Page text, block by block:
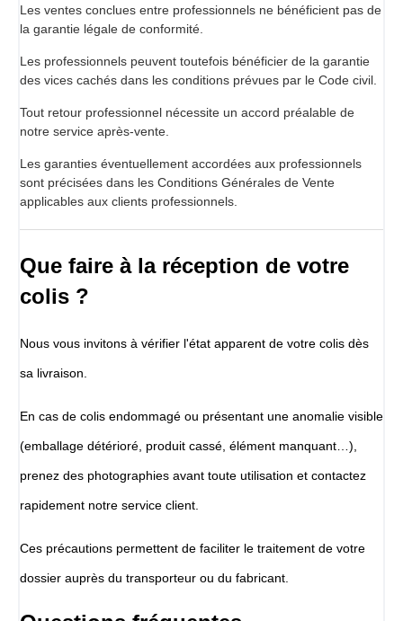
Les ventes conclues entre professionnels ne bénéficient pas de
la garantie légale de conformité.
Les professionnels peuvent toutefois bénéficier de la garantie
des vices cachés dans les conditions prévues par le Code civil.
Tout retour professionnel nécessite un accord préalable de
notre service après-vente.
Les garanties éventuellement accordées aux professionnels
sont précisées dans les Conditions Générales de Vente
applicables aux clients professionnels.
Que faire à la réception de votre
colis ?
Nous vous invitons à vérifier l'état apparent de votre colis dès
sa livraison.
En cas de colis endommagé ou présentant une anomalie visible
(emballage détérioré, produit cassé, élément manquant…),
prenez des photographies avant toute utilisation et contactez
rapidement notre service client.
Ces précautions permettent de faciliter le traitement de votre
dossier auprès du transporteur ou du fabricant.